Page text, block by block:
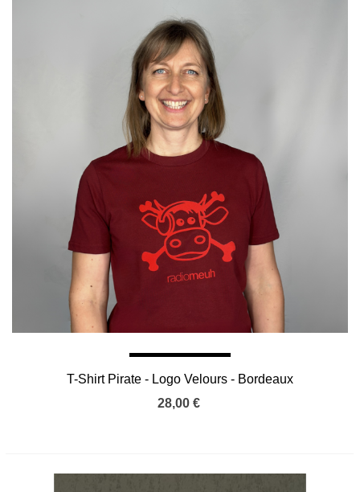
T-Shirt Pirate - Logo Velours - Bordeaux
28,00 €